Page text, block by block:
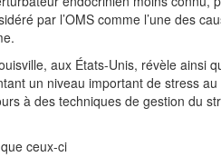
par l’OMS comme l’une des
aux États-Unis, révèle ainsi
un niveau important de stress au
à des techniques de gestion du
ceux-ci